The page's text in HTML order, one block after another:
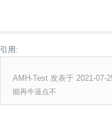
引用:
AMH-Test 发表于 2021-07-
能再牛逼点不